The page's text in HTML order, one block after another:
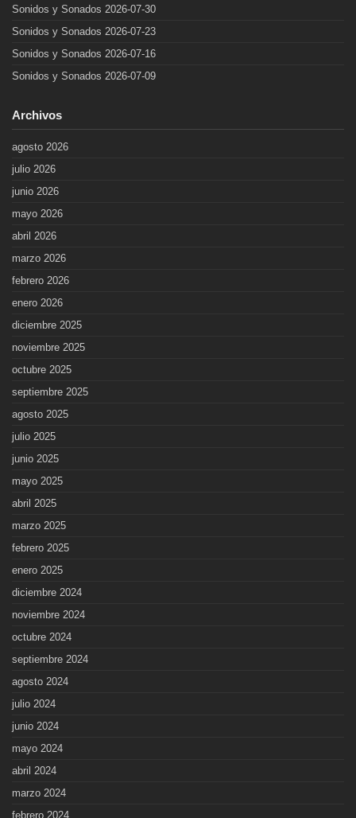
Sonidos y Sonados 2026-07-30
Sonidos y Sonados 2026-07-23
Sonidos y Sonados 2026-07-16
Sonidos y Sonados 2026-07-09
Archivos
agosto 2026
julio 2026
junio 2026
mayo 2026
abril 2026
marzo 2026
febrero 2026
enero 2026
diciembre 2025
noviembre 2025
octubre 2025
septiembre 2025
agosto 2025
julio 2025
junio 2025
mayo 2025
abril 2025
marzo 2025
febrero 2025
enero 2025
diciembre 2024
noviembre 2024
octubre 2024
septiembre 2024
agosto 2024
julio 2024
junio 2024
mayo 2024
abril 2024
marzo 2024
febrero 2024